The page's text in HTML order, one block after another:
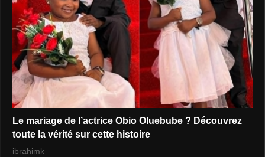
Le mariage de l’actrice Obio Oluebube ? Découvrez
toute la vérité sur cette histoire
ibrahimk